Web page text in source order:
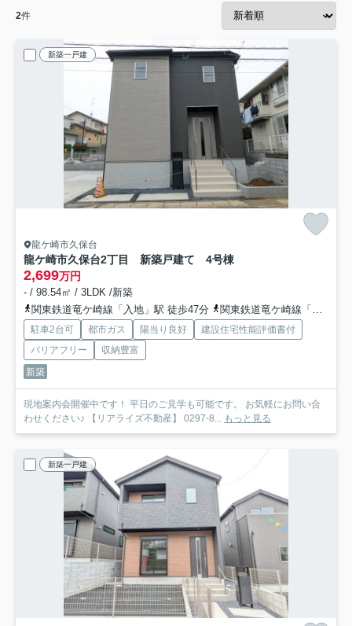
2件
新築一戸建
龍ケ崎市久保台
龍ケ崎市久保台2丁目 新築戸建て 4号棟
2,699万円
- / 98.54㎡ / 3LDK /新築
関東鉄道竜ケ崎線「入地」駅 徒歩47分
関東鉄道竜ケ崎線「竜ヶ崎」駅 徒歩48分
駐車2台可 都市ガス 陽当り良好
建設住宅性能評価書付
バリアフリー
収納豊富
新築
現地案内会開催中です！ 平日のご見学も可能です。 お気軽にお問い合
わせください♪ 【リアライズ不動産】 0297-8... もっと見る
新築一戸建